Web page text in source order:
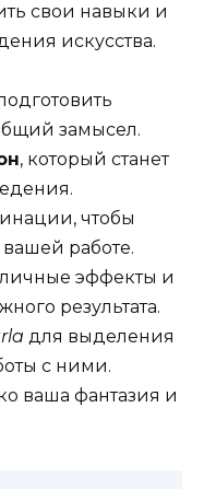
свои навыки и
искусства.
замысел.
, который станет
чтобы
работе.
эффекты и
результата.
для выделения
с ними.
ваша фантазия и